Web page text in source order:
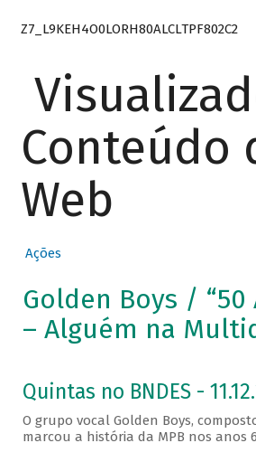
Z7_L9KEH4O0LORH80ALCLTPF802C2
Conteúdo
Web
Ações
Golden Boys / “50
– Alguém na
Quintas no BNDES -
O grupo vocal Golden Boys,
marcou a história da MPB nos anos